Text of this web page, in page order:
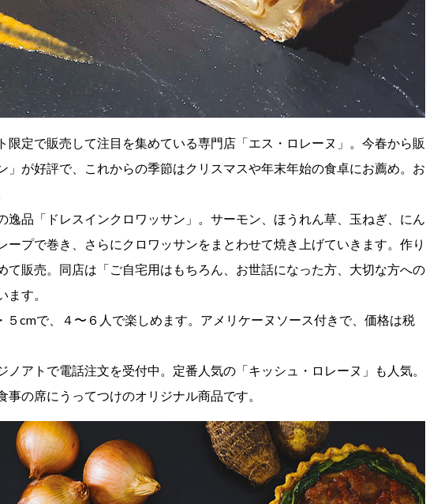
限定で販売して注目を集めている専門店「エス・ロレーヌ」。今春から販
」が好評で、これからの季節はクリスマスや年末年始の食卓にお薦め。お
逸品「ドレスインクロワッサン」。サーモン、ほうれん草、玉ねぎ、にん
ープで巻き、さらにクロワッサンをまとわせて焼き上げていきます。作り
て販売。同店は「ご自宅用はもちろん、お世話になった方、大切な方への
す。
cmで、４〜６人で楽しめます。アメリケーヌソース付きで、価格は税
アトで電話注文を受付中。定番人気の「キッシュ・ロレーヌ」も人気。
の席にうってつけのオリジナル商品です。